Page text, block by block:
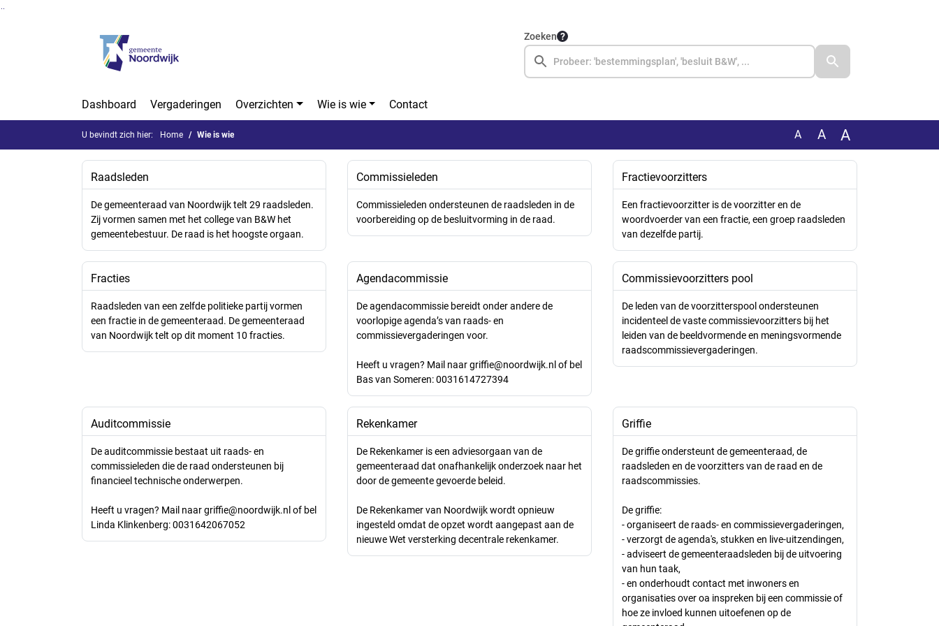
Zoeken
Dashboard Vergaderingen Overzichten Wie is wie Contact
U bevindt zich hier: Home Wie is wie A A A
Raadsleden
De gemeenteraad van Noordwijk telt 29 raadsleden.
Zij vormen samen met het college van B&W het
gemeentebestuur. De raad is het hoogste orgaan.
Commissieleden
Commissieleden ondersteunen de raadsleden in de
voorbereiding op de besluitvorming in de raad.
Fractievoorzitters
Een fractievoorzitter is de voorzitter en de
woordvoerder van een fractie, een groep raadsleden
van dezelfde partij.
Fracties
Raadsleden van een zelfde politieke partij vormen
een fractie in de gemeenteraad. De gemeenteraad
van Noordwijk telt op dit moment 10 fracties.
Agendacommissie
De agendacommissie bereidt onder andere de
voorlopige agenda’s van raads- en
commissievergaderingen voor.
Heeft u vragen? Mail naar griffie@noordwijk.nl of bel
Bas van Someren: 0031614727394
Commissievoorzitters pool
De leden van de voorzitterspool ondersteunen
incidenteel de vaste commissievoorzitters bij het
leiden van de beeldvormende en meningsvormende
raadscommissievergaderingen.
Auditcommissie
De auditcommissie bestaat uit raads- en
commissieleden die de raad ondersteunen bij
financieel technische onderwerpen.
Heeft u vragen? Mail naar griffie@noordwijk.nl of bel
Linda Klinkenberg: 0031642067052
Rekenkamer
De Rekenkamer is een adviesorgaan van de
gemeenteraad dat onafhankelijk onderzoek naar het
door de gemeente gevoerde beleid.
De Rekenkamer van Noordwijk wordt opnieuw
ingesteld omdat de opzet wordt aangepast aan de
nieuwe Wet versterking decentrale rekenkamer.
Griffie
De griffie ondersteunt de gemeenteraad, de
raadsleden en de voorzitters van de raad en de
raadscommissies.
De griffie:
- organiseert de raads- en commissievergaderingen,
- verzorgt de agenda's, stukken en live-uitzendingen,
- adviseert de gemeenteraadsleden bij de uitvoering
van hun taak,
- en onderhoudt contact met inwoners en
organisaties over oa inspreken bij een commissie of
hoe ze invloed kunnen uitoefenen op de